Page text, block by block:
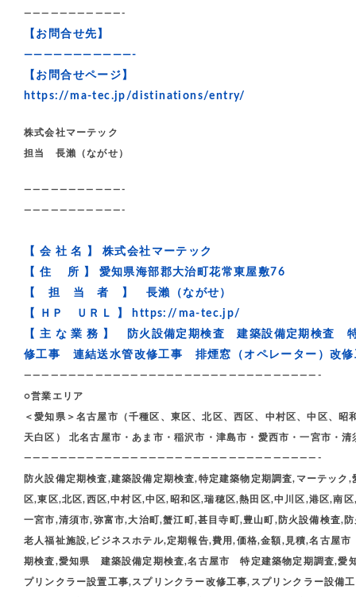
———————————-
【お問合せ先】
———————————-
【お問合せページ】
https://ma-tec.jp/distinations/entry/
株式会社マーテック
担当 長瀨（ながせ）
———————————-
———————————-
【 会 社 名 】 株式会社マーテック
【 住 所 】 愛知県海部郡大治町花常東屋敷76
【 担 当 者 】 長瀨（ながせ）
【 ＨＰ ＵＲＬ 】
https://ma-tec.jp/
【 主 な 業 務 】 防火設備定期検査 建築設備定期検査
修工事 連結送水管改修工事 排煙窓（オペレーター）改
—————————————————————————————————-
○営業エリア
＜愛知県＞名古屋市（千種区、東区、北区、西区、中村区、中区、
天白区） 北名古屋市・あま市・稲沢市・津島市・愛西市・一宮市・
—————————————————————————————————-
防火設備定期検査,建築設備定期検査,特定建築物定期調査,マーテッ
区,東区,北区,西区,中村区,中区,昭和区,瑞穂区,熱田区,中川区,港区,南
一宮市,清須市,弥富市,大治町,蟹江町,甚目寺町,豊山町,防火設備検査,
老人福祉施設,ビジネスホテル,定期報告,費用,価格,金額,見積,名古
期検査,愛知県 建築設備定期検査,名古屋市 特定建築物定期調査,愛
プリンクラー設置工事,スプリンクラー改修工事,スプリンクラー設備